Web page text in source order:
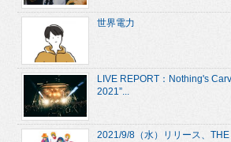
世界電力
LIVE REPORT：Nothing's
2021”...
2021/9/8（水）リリース、